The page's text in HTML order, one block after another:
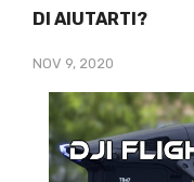
DI AIUTARTI?
NOV 9, 2020